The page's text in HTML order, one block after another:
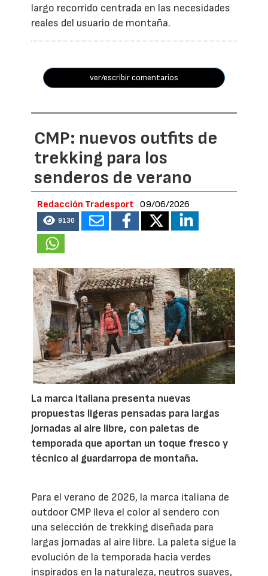
largo recorrido centrada en las necesidades
reales del usuario de montaña.
ver/escribir comentarios
CMP: nuevos outfits de
trekking para los
senderos de verano
Redacción Tradesport 09/06/2026
9130
La marca italiana presenta nuevas
propuestas ligeras pensadas para largas
jornadas al aire libre, con paletas de
temporada que aportan un toque fresco y
técnico al guardarropa de montaña.
Para el verano de 2026, la marca italiana de
outdoor CMP lleva el color al sendero con
una selección de trekking diseñada para
largas jornadas al aire libre. La paleta sigue la
evolución de la temporada hacia verdes
inspirados en la naturaleza, neutros suaves,